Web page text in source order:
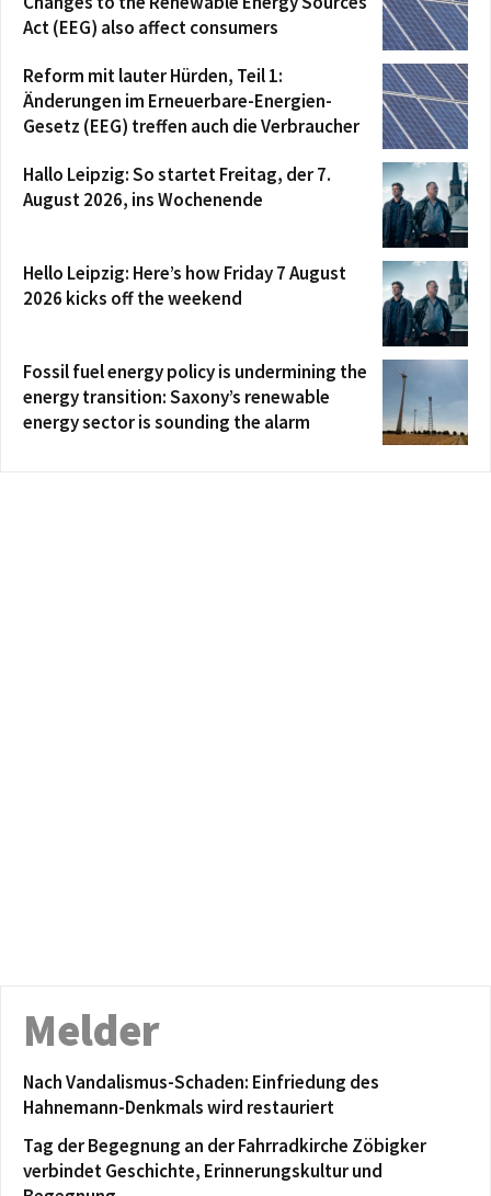
Act (EEG) also affect consumers
Reform mit lauter Hürden, Teil 1:
Änderungen im Erneuerbare-Energien-
Gesetz (EEG) treffen auch die Verbraucher
Hallo Leipzig: So startet Freitag, der 7.
August 2026, ins Wochenende
Hello Leipzig: Here’s how Friday 7 August
2026 kicks off the weekend
Fossil fuel energy policy is undermining the
energy transition: Saxony’s renewable
energy sector is sounding the alarm
Melder
Nach Vandalismus-Schaden: Einfriedung des
Hahnemann-Denkmals wird restauriert
Tag der Begegnung an der Fahrradkirche Zöbigker
verbindet Geschichte, Erinnerungskultur und